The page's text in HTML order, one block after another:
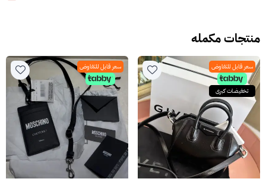
منتجات مكمله
سعر قابل للتفاوض
تخفيضات كبرى
سعر قابل للتفاوض